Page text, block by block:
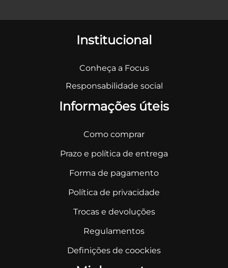
Institucional
Conheça a Focus
Responsabilidade social
Informações úteis
Como comprar
Prazo e política de entrega
Forma de pagamento
Política de privacidade
Trocas e devoluções
Regulamentos
Definições de coockies